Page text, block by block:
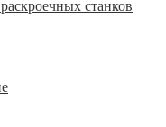
станков